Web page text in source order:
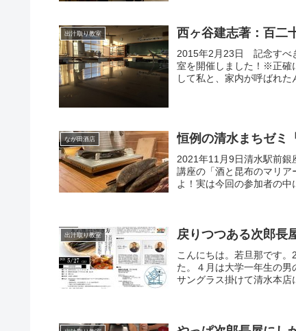
出汁取り教室 西ヶ谷建志著：百二
2015年2月23日 記念すべ
室を開催しました！※正確
して私と、家内が呼ばれた
なが田酒店 恒例の清水まちゼミ
2021年11月9日清水駅前銀
講座の「酒と昆布のマリ
よ！実は今回の参加者の中
出汁取り教室 戻りつつある次郎長
こんにちは。若旦那です
た。４月は大学一年生の男
サングラス掛けて清水本